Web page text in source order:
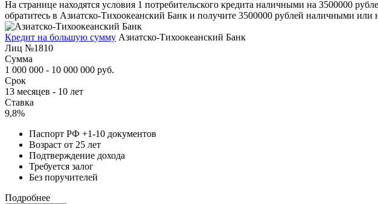
На странице находятся условия 1 потребительского кредита наличными на 3500000
обратитесь в Азиатско-Тихоокеанский Банк и получите 3500000 рублей наличными
Кредит на большую сумму Азиатско-Тихоокеанский Банк
Лиц №1810
Сумма
1 000 000 - 10 000 000 руб.
Срок
13 месяцев - 10 лет
Ставка
9,8%
Паспорт РФ +1-10 документов
Возраст от 25 лет
Подтверждение дохода
Требуется залог
Без поручителей
Подробнее